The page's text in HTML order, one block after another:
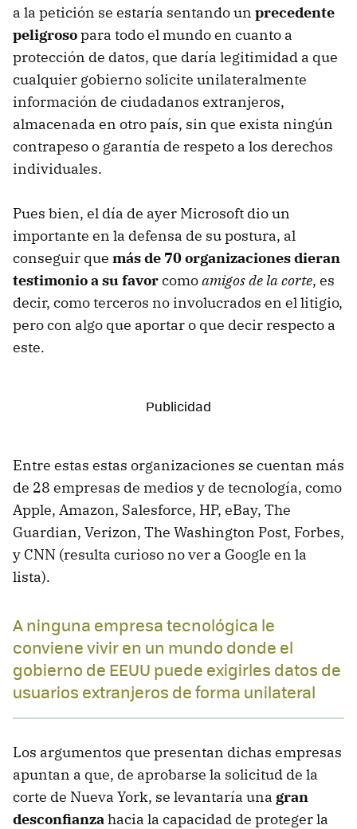
a la petición se estaría sentando un precedente
peligrosopara todo el mundo en cuanto a
protección de datos, que daría legitimidad a que
cualquier gobierno solicite unilateralmente
información de ciudadanos extranjeros,
almacenada en otro país, sin que exista ningún
contrapeso o garantía de respeto a los derechos
individuales.
Pues bien, el día de ayer Microsoft dio un
importante en la defensa de su postura, al
conseguir que más de 70 organizaciones dieran
testimonio a su favorcomoamigos de la corte, es
decir, como terceros no involucrados en el litigio,
pero con algo que aportar o que decir respecto a
este.
Entre estas estas organizaciones se cuentan más
de 28 empresas de medios y de tecnología, como
Apple, Amazon, Salesforce, HP, eBay, The
Guardian, Verizon, The Washington Post, Forbes,
y CNN (resulta curioso no ver a Google en la
lista).
A ninguna empresa tecnológica le
conviene vivir en un mundo donde el
gobierno de EEUU puede exigirles datos de
usuarios extranjeros de forma unilateral
Los argumentos que presentan dichas empresas
apuntan a que, de aprobarse la solicitud de la
corte de Nueva York, se levantaría una gran
desconfianzahacia la capacidad de proteger la